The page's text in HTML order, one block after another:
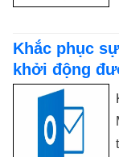
Khắc phục
khởi động